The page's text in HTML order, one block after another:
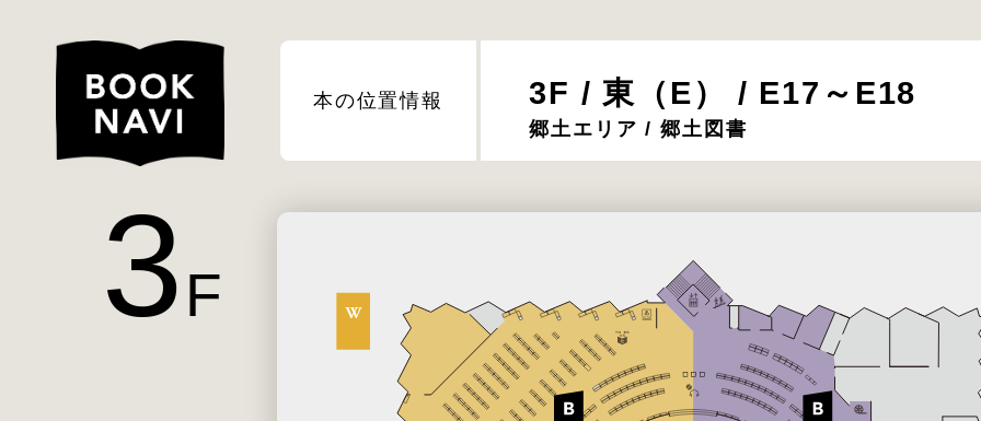
本の位置情報 3F / 東（E） / E17～E18
郷土エリア / 郷土図書
3F